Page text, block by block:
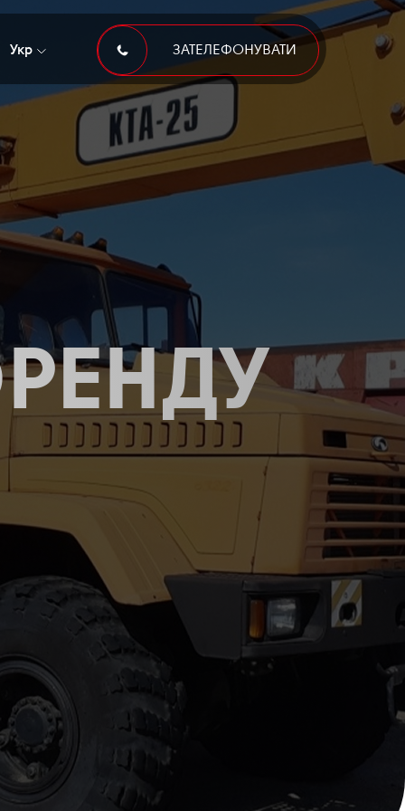
Укр ЗАТЕЛЕФОНУВАТИ